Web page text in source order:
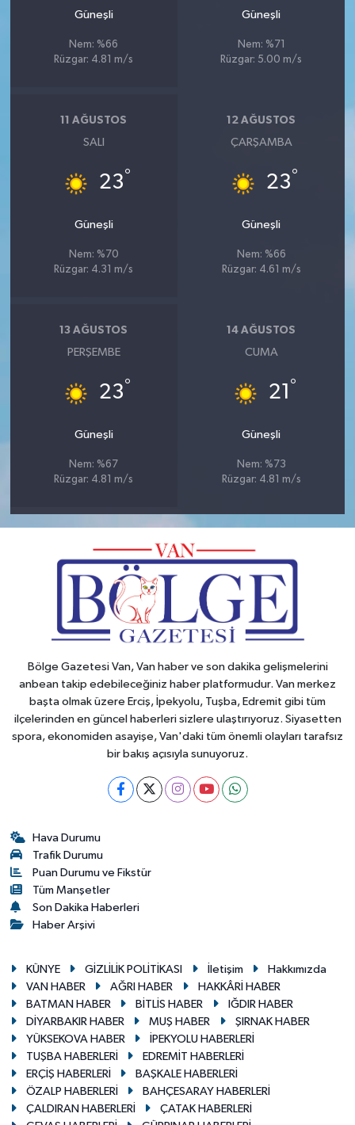
Güneşli
Nem: %66
Rüzgar: 4.81 m/s
Güneşli
Nem: %71
Rüzgar: 5.00 m/s
11 AĞUSTOS
SALI
23°
Güneşli
Nem: %70
Rüzgar: 4.31 m/s
12 AĞUSTOS
ÇARŞAMBA
23°
Güneşli
Nem: %66
Rüzgar: 4.61 m/s
13 AĞUSTOS
PERŞEMBE
23°
Güneşli
Nem: %67
Rüzgar: 4.81 m/s
14 AĞUSTOS
CUMA
21 °
Güneşli
Nem: %73
Rüzgar: 4.81 m/s
Bölge Gazetesi Van, Van haber ve son dakika gelişmelerini
anbean takip edebileceğiniz haber platformudur. Van merkez
başta olmak üzere Erciş, İpekyolu, Tuşba, Edremit gibi tüm
ilçelerinden en güncel haberleri sizlere ulaştırıyoruz. Siyasetten
spora, ekonomiden asayişe, Van'daki tüm önemli olayları tarafsız
bir bakış açısıyla sunuyoruz.
Hava Durumu
Trafik Durumu
Puan Durumu ve Fikstür
Tüm Manşetler
Son Dakika Haberleri
Haber Arşivi
KÜNYE GİZLİLİK POLİTİKASI İletişim
Hakkımızda
VAN HABER
AĞRI HABER
HAKKÂRİ HABER
BATMAN HABER
BİTLİS HABER
IĞDIR HABER
DİYARBAKIR HABER
MUŞ HABER
ŞIRNAK HABER
YÜKSEKOVA HABER
İPEKYOLU HABERLERİ
TUŞBA HABERLERİ
EDREMİT HABERLERİ
ERÇİŞ HABERLERİ
BAŞKALE HABERLERİ
ÖZALP HABERLERİ
BAHÇESARAY HABERLERİ
ÇALDIRAN HABERLERİ
ÇATAK HABERLERİ